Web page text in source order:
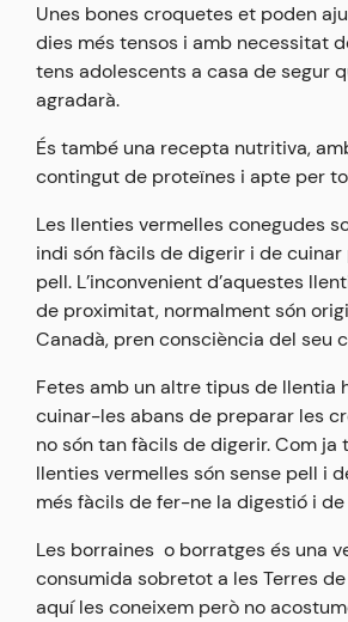
Unes bones croquetes et poden
dies més tensos i amb necessitat
tens adolescents a casa de segur
agradarà.
És també una recepta nutritiva,
contingut de proteïnes i apte per
Les llenties vermelles conegudes
indi són fàcils de digerir i de
pell. L’inconvenient d’aquestes
de proximitat, normalment són
Canadà, pren consciència del seu
Fetes amb un altre tipus de llentia
cuinar-les abans de preparar les
no són tan fàcils de digerir. Com ja
llenties vermelles són sense pell i
més fàcils de fer-ne la digestió i
Les borraines o borratges és una
consumida sobretot a les Terres de
aquí les coneixem però no